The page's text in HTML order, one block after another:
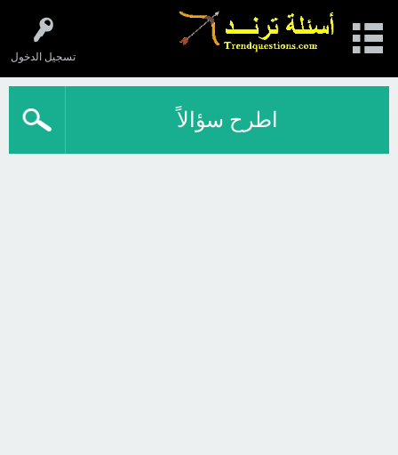
تسجيل الدخول
اطرح سؤالاً